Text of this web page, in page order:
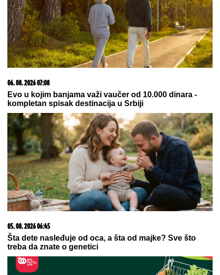
08. 08. 2026 16:23
Медведев: Каријера Зеленског се ближи крају
09. 07. 2026 09:20
Komfor po meri klijenata: nova linija paketa ALTA